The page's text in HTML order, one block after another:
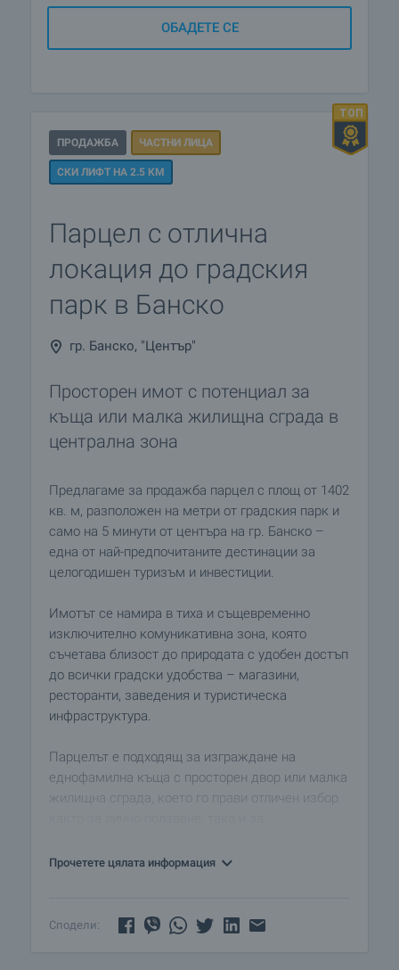
ОБАДЕТЕ СЕ
ПРОДАЖБА ЧАСТНИ ЛИЦА
СКИ ЛИФТ НА 2.5 КМ
Парцел с отлична
локация до градския
парк в Банско
гр. Банско, "Център"
Просторен имот с потенциал за
къща или малка жилищна сграда в
централна зона
Предлагаме за продажба парцел с площ от 1402
кв. м, разположен на метри от градския парк и
само на 5 минути от центъра на гр. Банско –
една от най-предпочитаните дестинации за
целогодишен туризъм и инвестиции.
Имотът се намира в тиха и същевременно
изключително комуникативна зона, която
съчетава близост до природата с удобен достъп
до всички градски удобства – магазини,
ресторанти, заведения и туристическа
инфраструктура.
Парцелът е подходящ за изграждане на
еднофамилна къща с просторен двор или малка
жилищна сграда, което го прави отличен избор
• Голяма площ – 1402 кв. м.
Прочетете цялата информация
Сподели: